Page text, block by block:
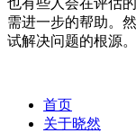
也有些人会在评估
需进一步的帮助。
试解决问题的根源。
首页
关于晓然